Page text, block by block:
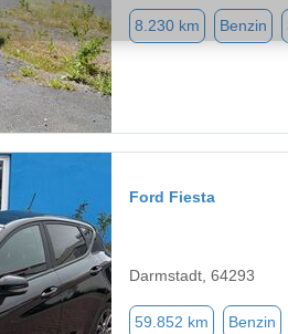
8.230 km Benzin
Ford Fiesta
Darmstadt, 64293
59.852 km Benzin